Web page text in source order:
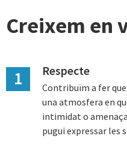
Creixem en
Respecte
Contribuïm a fer
una atmosfera en
intimidat o
pugui expressar les